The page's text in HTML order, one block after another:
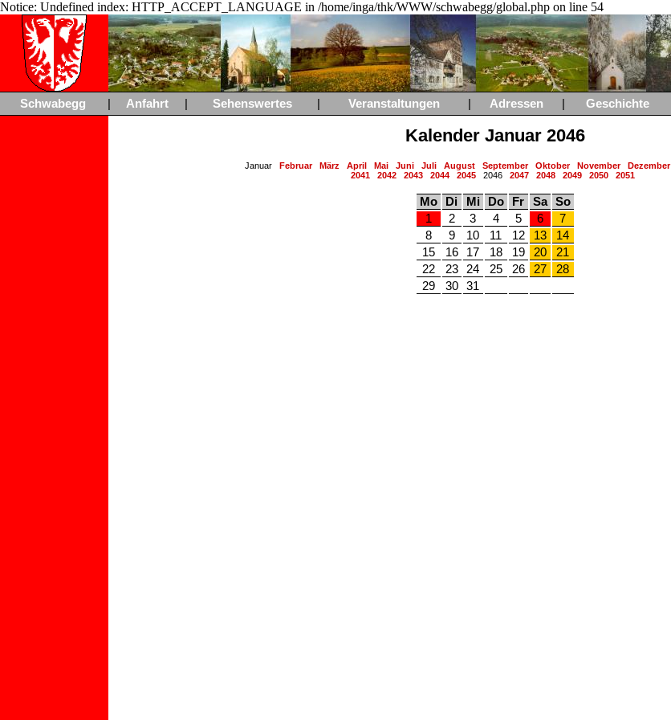
Notice: Undefined index: HTTP_ACCEPT_LANGUAGE in /home/inga/thk/WWW/schwabegg/global.php on line 54
Schwabegg Anfahrt Sehenswertes Veranstaltungen Adressen Geschichte
Kalender Januar 2046
Januar Februar März April Mai Juni Juli August September Oktober November Dezember
2041
2042 2043 2044 20452046 2047 2048 2049 2050 2051
Mo Di Mi Do Fr Sa
So
1
2 3 4 5 6
7
8
9 10 11 12 13
14
15
16 17 18 19 20
21
22
23 24 25 26 27
28
29
30 31